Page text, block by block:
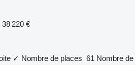
38 220 €
✓ Nombre de places 61 Nombre de